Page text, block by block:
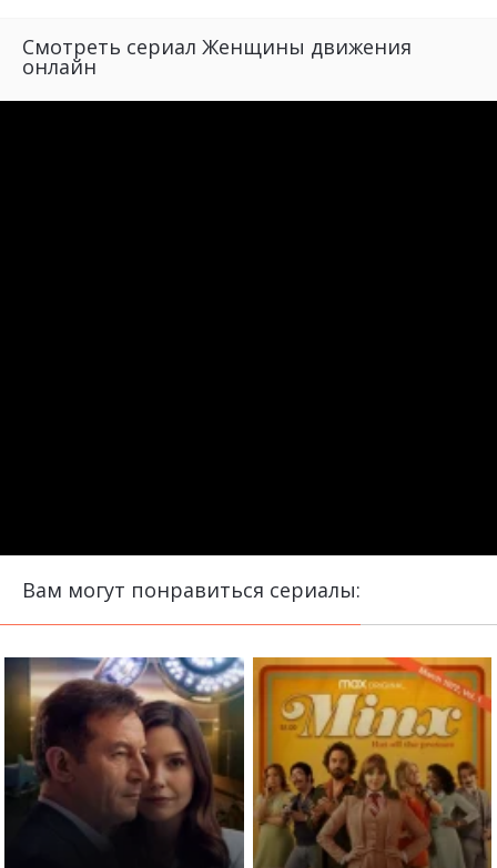
Смотреть сериал Женщины движения
онлайн
Вам могут понравиться сериалы: